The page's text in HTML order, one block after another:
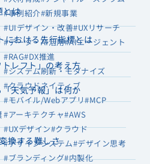
とは
における先行指標とは
レフト」の考え方
天気予報」は何か
換する難しさ
#事例紹介#新規事業
#UIデザイン・改善#UXリサーチ
#データ・AI活用#AIエージェント
#RAG#DX推進
#システム刷新・モダナイズ
#クラウドネイティブ
#モバイル/Webアプリ#MCP
#アーキテクチャ#AWS
#UXデザイン#クラウド
#デザインシステム#デザイン思考
#ブランディング#内製化